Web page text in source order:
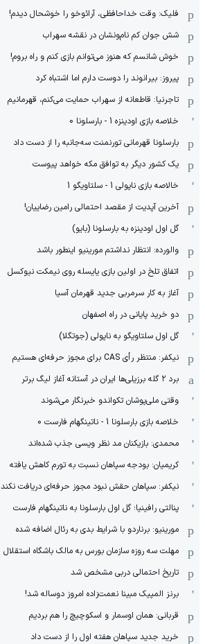
فلیک: وقت خداحافظی، آرائوخو را خوشحال دیدم!
شش جوان کم نام‌و‌نشان در نقشه سهراب
خوش شانسم که هنوز می‌توانم بازی کنم و راه بروم!
پیروز: بیرانوند را دوست دارم اما اشتباه کرد
تاجرنیا: قاطعانه از سهراب حمایت می‌کنم، قهرمانیم
خلاصه بازی اودینزه 1 - بارسلونا 0
بارسلونا قهرمانی تورنمنت سه‌جانبه را از دست داد
یک کشور دیگر به توافق مکه خواهد پیوست
خالاصه بازی ناپولی 1 - سلتاویگو 1
آخرین آپدیت از مقصد احتمالی رامین رضاییان!
گل اول اودینزه به بارسلونا (بایو)
والورده: انتظار نداشتم مورینیو اینطور باشد
اتفاق تلخ در اولین بازی یایسله روی نیمکت نیوکسل
آغاز به کار سرمربی جدید قهرمان آسیا
دو خرید پایانی در راه اصفهان
گل اول سلتاویگو به ناپولی (جوتگلا)
نیکفر: منتظر رأی CAS برای مجوز حرفه‌ای هستیم
برد ۲ گله برزیلی‌ها ایران در آستانه آغاز لیگ برتر
وقتی ملی‌پوشان تکواندو خبرنگار می‌شوند
خلاصه بازی بارسلونا 1 - ناتینگهام فارست 0
محمدی: بازیکنان مد نظر ویسی جذب شده‌اند
کریمیان: بودجه سپاهان نسبت به تورم کاهش یافته
نیکفر: سپاهان حقش نبود مجوز حرفه‌ای دریافت نکند
پنالتی رافینیا؛ گل اول بارسلونا به ناتینگهام فارست
مورینیو: برناردو با شرایط بدی به رئال اضافه شده
مهلت سه روزه سازمان بورس به مالک باشگاه استقلال
تاریخ احتمالی دربی مشخص شد
برنز المپیک مبینا نعمت‌زاده امروز دوساله شد!
قربانی: همان اوسمار و اسکوچیچ را هم بردیم
خرید جدید سپاهان هفته اول را از دست داد